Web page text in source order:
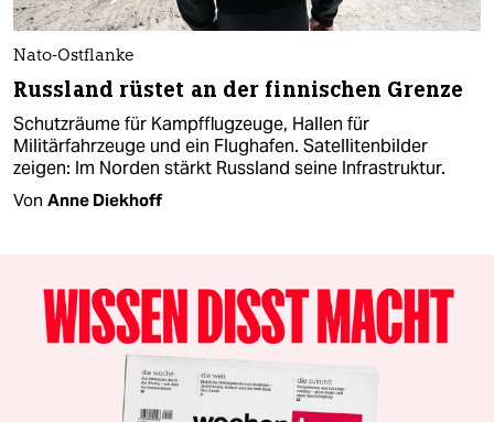
Nato-Ostflanke
Russland rüstet an der finnischen Grenze
Schutzräume für Kampfflugzeuge, Hallen für
Militärfahrzeuge und ein Flughafen. Satellitenbilder
zeigen: Im Norden stärkt Russland seine Infrastruktur.
Von Anne Diekhoff